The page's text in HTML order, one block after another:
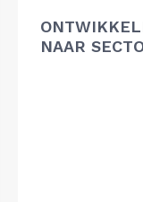
NAAR